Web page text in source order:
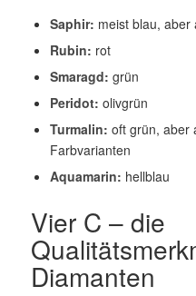
Saphir: meist blau, aber
Rubin: rot
Smaragd: grün
Peridot: olivgrün
Turmalin: oft grün, aber
Farbvarianten
Aquamarin: hellblau
Vier C – die
Diamanten